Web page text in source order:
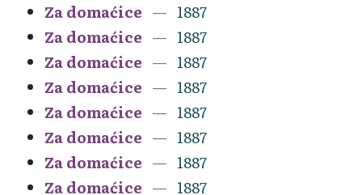
Za domaćice
1887
Za domaćice
1887
Za domaćice
1887
Za domaćice
1887
Za domaćice
1887
Za domaćice
1887
Za domaćice
1887
Za domaćice
1887